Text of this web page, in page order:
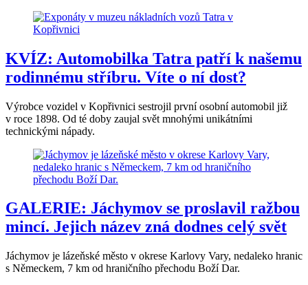
KVÍZ: Automobilka Tatra patří k našemu
rodinnému stříbru. Víte o ní dost?
Výrobce vozidel v Kopřivnici sestrojil první osobní automobil již
v roce 1898. Od té doby zaujal svět mnohými unikátními
technickými nápady.
GALERIE: Jáchymov se proslavil ražbou
mincí. Jejich název zná dodnes celý svět
Jáchymov je lázeňské město v okrese Karlovy Vary, nedaleko hranic
s Německem, 7 km od hraničního přechodu Boží Dar.